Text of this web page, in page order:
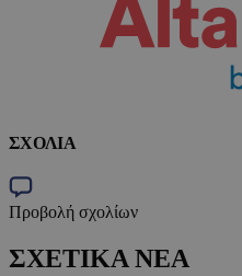
ΣΧΟΛΙΑ
Προβολή σχολίων
ΣΧΕΤΙΚΑ ΝΕΑ